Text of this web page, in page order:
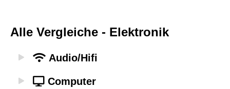
Alle Vergleiche - Elektronik
Audio/Hifi
Computer